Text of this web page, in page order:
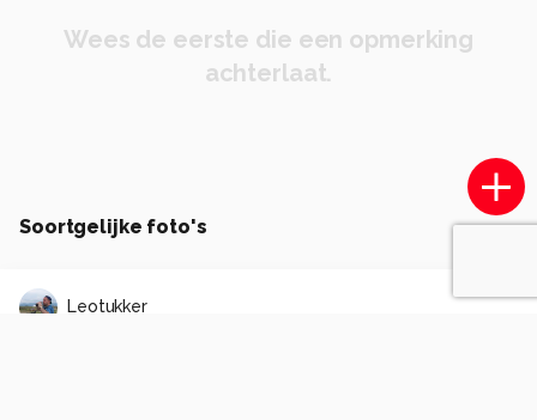
Wees de eerste die een opmerking
achterlaat.
Soortgelijke foto's
Leotukker